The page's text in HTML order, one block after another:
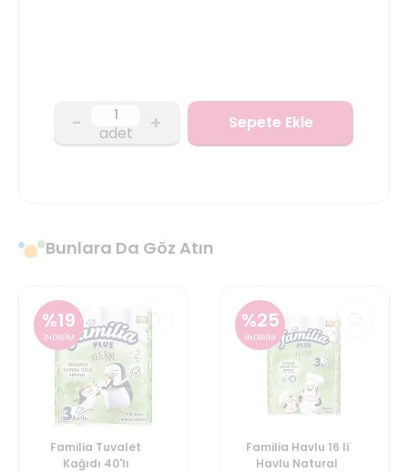
- adet + Sepete Ekle
Bunlara Da Göz Atın
%19
İNDİRİM
Familia Tuvalet
Kağıdı 40'lı
%25
İNDİRİM
Familia Havlu 16 li
Havlu Natural